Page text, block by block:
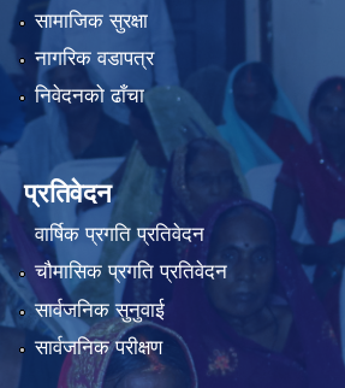
सामाजिक सुरक्षा
नागरिक वडापत्र
निवेदनको ढाँचा
प्रतिवेदन
वार्षिक प्रगति प्रतिवेदन
चौमासिक प्रगति प्रतिवेदन
सार्वजनिक सुनुवाई
सार्वजनिक परीक्षण